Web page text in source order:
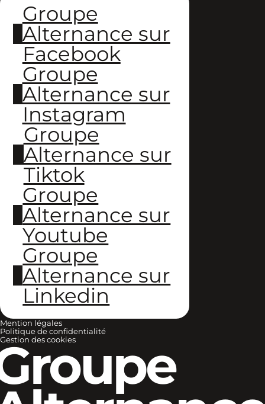
Groupe
Alternance sur
Facebook
Groupe
Alternance sur
Instagram
Groupe
Alternance sur
Tiktok
Groupe
Alternance sur
Youtube
Groupe
Alternance sur
Linkedin
Mention légales
Politique de confidentialité
Gestion des cookies